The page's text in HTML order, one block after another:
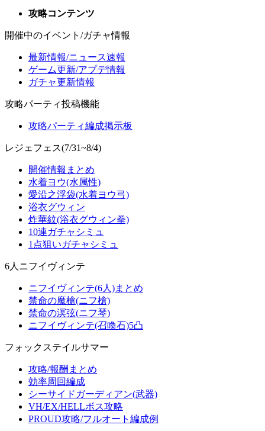
攻略コンテンツ
開催中のイベント/ガチャ情報
最新情報/ニュース速報
ゲーム更新/アプデ情報
ガチャ更新情報
攻略パーティ投稿機能
攻略パーティ編成掲示板
レジェフェス(7/31~8/4)
開催情報まとめ
水着ヨウ(水属性)
愛沿之浮袋(水着ヨウ弓)
浴衣グウィン
炸華紋(浴衣グウィン拳)
10連ガチャシミュ
1点狙いガチャシミュ
6人ニフイヴィンテ
ニフイヴィンテ(6人)まとめ
禁命の魔槍(ニフ槍)
禁命の溟弦(ニフ琴)
ニフイヴィンテ(召喚石)5凸
フォックステイルサマー
攻略/報酬まとめ
効率周回編成
シーサイドガーディアン(武器)
VH/EX/HELLボス攻略
PROUD攻略/フルオート編成例